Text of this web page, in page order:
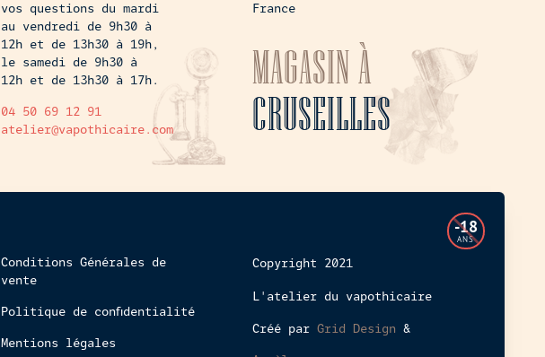
vos questions du mardi
au vendredi de 9h30 à
12h et de 13h30 à 19h,
le samedi de 9h30 à
12h et de 13h30 à 17h.
04 50 69 12 91
atelier@vapothicaire.com
France
MAGASIN À
CRUSEILLES
Conditions Générales de
vente
Politique de confidentialité
Mentions légales
Copyright 2021
L'atelier du vapothicaire
Créé parGrid Design &
L'accès
à
-18
ANS